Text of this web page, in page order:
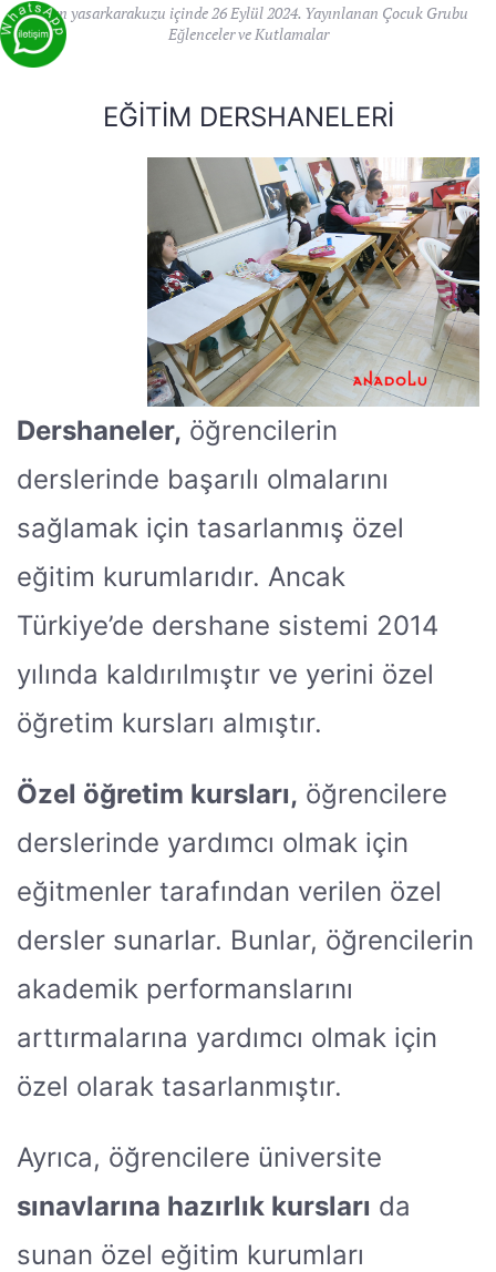
Yazan yasarkarakuzu içinde 26 Eylül 2024. Yayınlanan Çocuk Grubu
Eğlenceler ve Kutlamalar
EĞITIM DERSHANELERI
Dershaneler, öğrencilerin
derslerinde başarılı olmalarını
sağlamak için tasarlanmış özel
eğitim kurumlarıdır. Ancak
Türkiye’de dershane sistemi 2014
yılında kaldırılmıştır ve yerini özel
öğretim kursları almıştır.
Özel öğretim kursları, öğrencilere
derslerinde yardımcı olmak için
eğitmenler tarafından verilen özel
dersler sunarlar. Bunlar, öğrencilerin
akademik performanslarını
arttırmalarına yardımcı olmak için
özel olarak tasarlanmıştır.
Ayrıca, öğrencilere üniversite
sınavlarına hazırlık kursları da
sunan özel eğitim kurumları